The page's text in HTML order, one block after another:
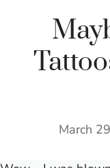
March